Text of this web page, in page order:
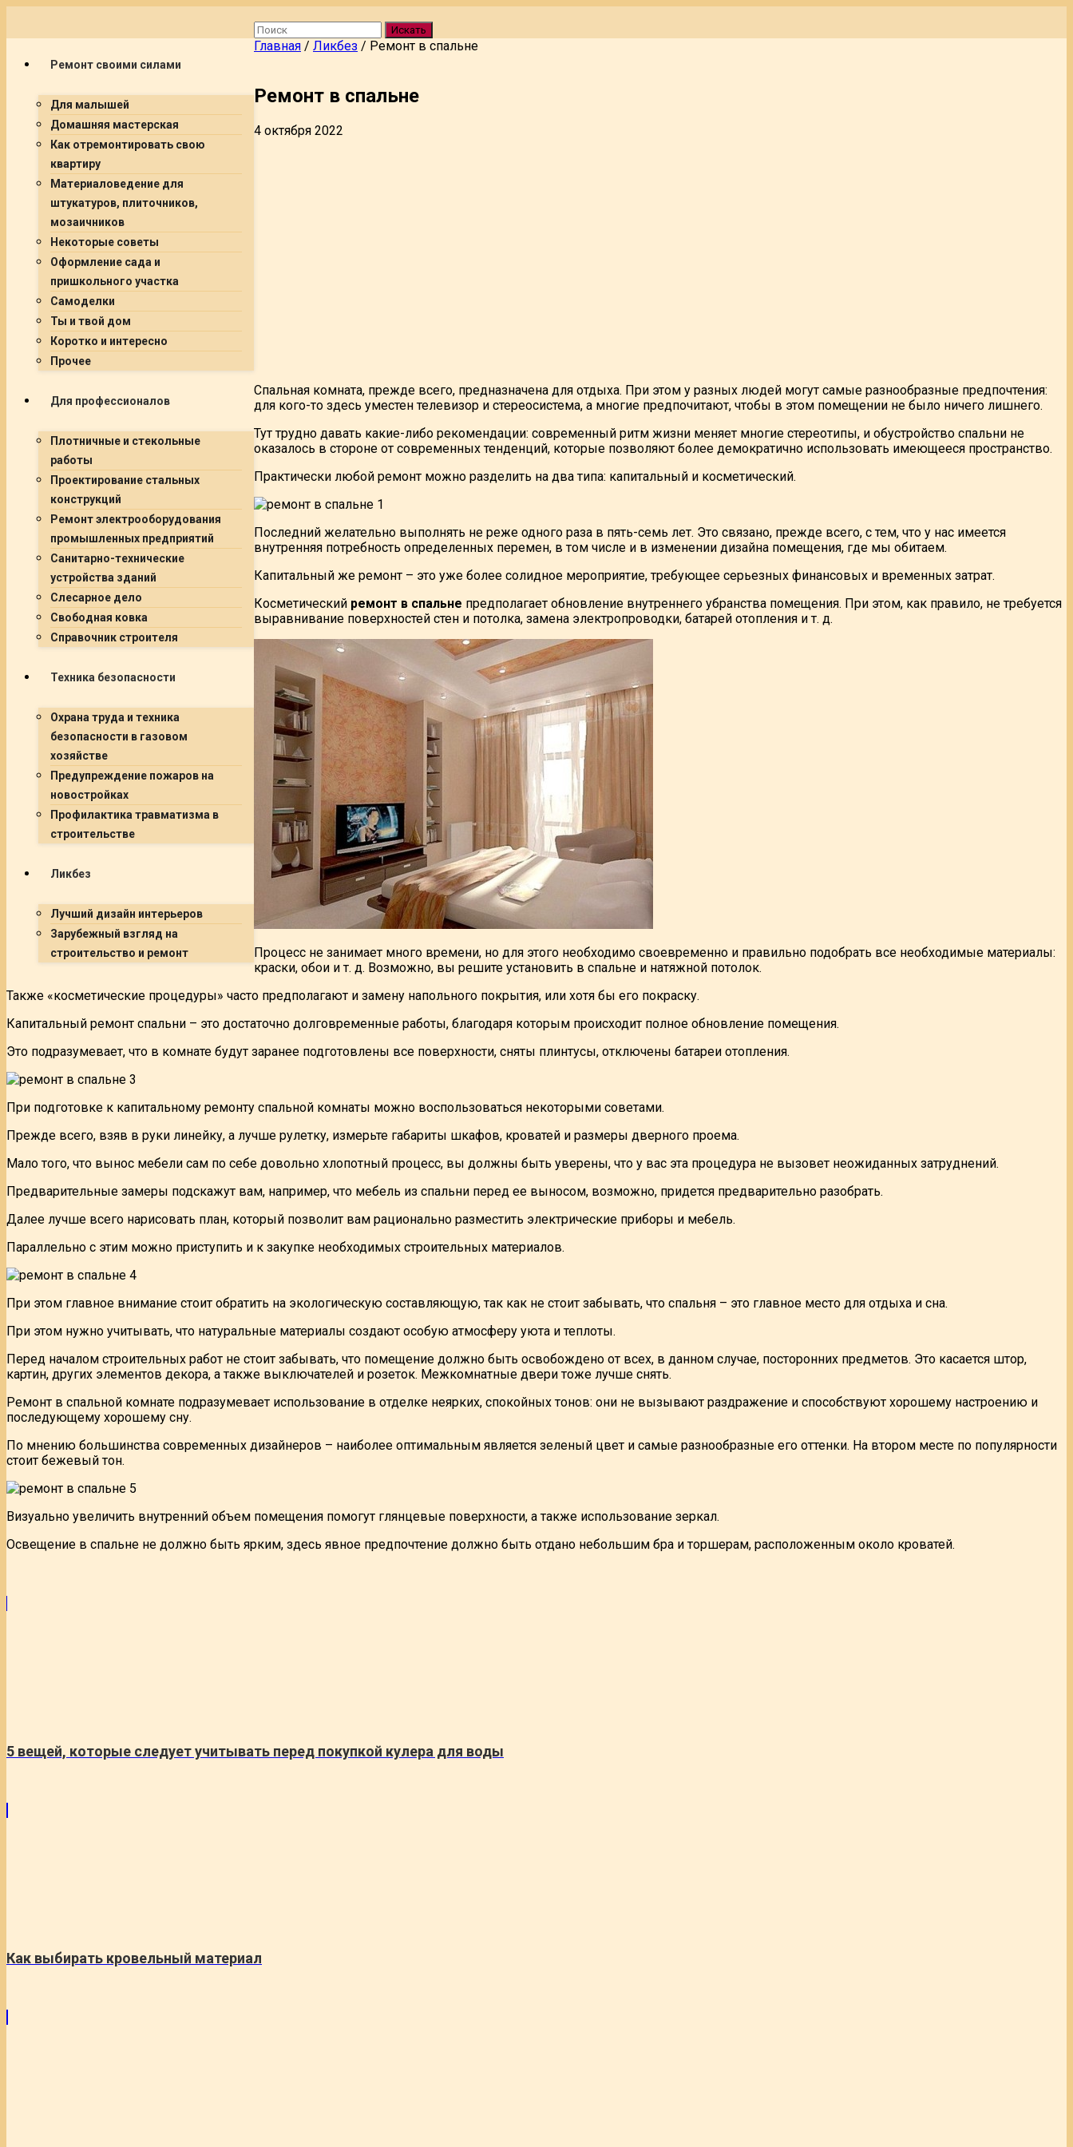
Ремонт своими силами
Для малышей
Домашняя мастерская
Как отремонтировать свою
квартиру
Материаловедение для
штукатуров, плиточников,
мозаичников
Некоторые советы
Оформление сада и
пришкольного участка
Самоделки
Ты и твой дом
Коротко и интересно
Прочее
Для профессионалов
Плотничные и стекольные
работы
Проектирование стальных
конструкций
Ремонт электрооборудования
промышленных предприятий
Санитарно-технические
устройства зданий
Слесарное дело
Свободная ковка
Справочник строителя
Техника безопасности
Охрана труда и техника
безопасности в газовом
хозяйстве
Предупреждение пожаров на
новостройках
Профилактика травматизма в
строительстве
Ликбез
Лучший дизайн интерьеров
Зарубежный взгляд на
строительство и ремонт
Искать
Главная / Ликбез / Ремонт в спальне
Ремонт в спальне
4 октября 2022
Спальная комната, прежде всего, предназначена для отдыха. При этом у разных людей могут самые разнообразные предпочтения:
для кого-то здесь уместен телевизор и стереосистема, а многие предпочитают, чтобы в этом помещении не было ничего лишнего.
Тут трудно давать какие-либо рекомендации: современный ритм жизни меняет многие стереотипы, и обустройство спальни не
оказалось в стороне от современных тенденций, которые позволяют более демократично использовать имеющееся пространство.
Практически любой ремонт можно разделить на два типа: капитальный и косметический.
Последний желательно выполнять не реже одного раза в пять-семь лет. Это связано, прежде всего, с тем, что у нас имеется
внутренняя потребность определенных перемен, в том числе и в изменении дизайна помещения, где мы обитаем.
Капитальный же ремонт – это уже более солидное мероприятие, требующее серьезных финансовых и временных затрат.
Косметический ремонт в спальне предполагает обновление внутреннего убранства помещения. При этом, как правило, не требуется
выравнивание поверхностей стен и потолка, замена электропроводки, батарей отопления и т. д.
Процесс не занимает много времени, но для этого необходимо своевременно и правильно подобрать все необходимые материалы:
краски, обои и т. д. Возможно, вы решите установить в спальне и натяжной потолок.
Также «косметические процедуры» часто предполагают и замену напольного покрытия, или хотя бы его покраску.
Капитальный ремонт спальни – это достаточно долговременные работы, благодаря которым происходит полное обновление помещения.
Это подразумевает, что в комнате будут заранее подготовлены все поверхности, сняты плинтусы, отключены батареи отопления.
При подготовке к капитальному ремонту спальной комнаты можно воспользоваться некоторыми советами.
Прежде всего, взяв в руки линейку, а лучше рулетку, измерьте габариты шкафов, кроватей и размеры дверного проема.
Мало того, что вынос мебели сам по себе довольно хлопотный процесс, вы должны быть уверены, что у вас эта процедура не вызовет неожиданных затруднений.
Предварительные замеры подскажут вам, например, что мебель из спальни перед ее выносом, возможно, придется предварительно разобрать.
Далее лучше всего нарисовать план, который позволит вам рационально разместить электрические приборы и мебель.
Параллельно с этим можно приступить и к закупке необходимых строительных материалов.
При этом главное внимание стоит обратить на экологическую составляющую, так как не стоит забывать, что спальня – это главное место для отдыха и сна.
При этом нужно учитывать, что натуральные материалы создают особую атмосферу уюта и теплоты.
Перед началом строительных работ не стоит забывать, что помещение должно быть освобождено от всех, в данном случае, посторонних предметов. Это касается штор,
картин, других элементов декора, а также выключателей и розеток. Межкомнатные двери тоже лучше снять.
Ремонт в спальной комнате подразумевает использование в отделке неярких, спокойных тонов: они не вызывают раздражение и способствуют хорошему настроению и
последующему хорошему сну.
По мнению большинства современных дизайнеров – наиболее оптимальным является зеленый цвет и самые разнообразные его оттенки. На втором месте по популярности
стоит бежевый тон.
Визуально увеличить внутренний объем помещения помогут глянцевые поверхности, а также использование зеркал.
Освещение в спальне не должно быть ярким, здесь явное предпочтение должно быть отдано небольшим бра и торшерам, расположенным около кроватей.
5 вещей, которые следует учитывать перед покупкой кулера для воды
Как выбирать кровельный материал